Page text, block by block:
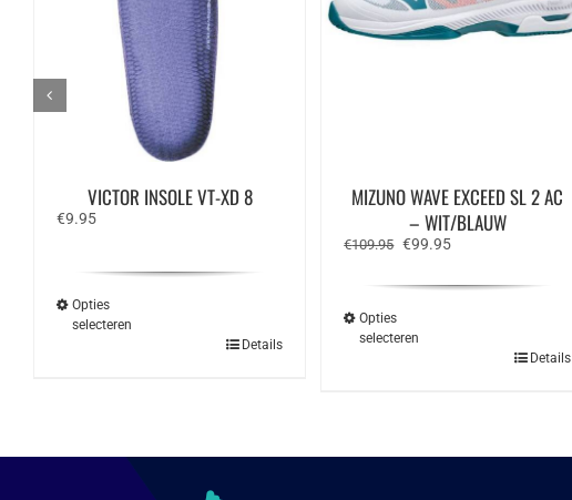
VICTOR INSOLE VT-XD 8
€9.95
Opties
selecteren
Details
MIZUNO WAVE EXCEED SL 2 AC
– WIT/BLAUW
€109.95 Oorspronkelijke
€109.95.
€99.95Huidige
€99.95.
Opties
selecteren
optie
Details